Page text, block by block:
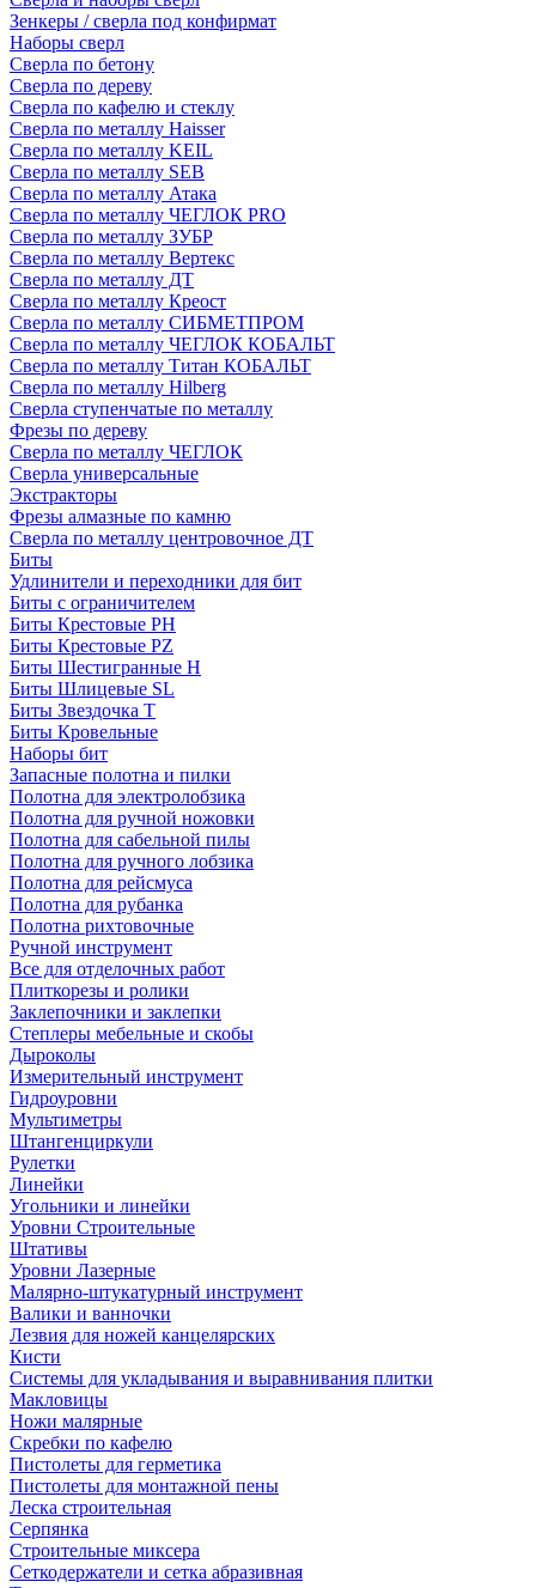
Зенкеры / сверла под конфирмат
Наборы сверл
Сверла по бетону
Сверла по дереву
Сверла по кафелю и стеклу
Сверла по металлу Haisser
Сверла по металлу KEIL
Сверла по металлу SEB
Сверла по металлу Атака
Сверла по металлу ЧЕГЛОК PRO
Сверла по металлу ЗУБР
Сверла по металлу Вертекс
Сверла по металлу ДТ
Сверла по металлу Креост
Сверла по металлу СИБМЕТПРОМ
Сверла по металлу ЧЕГЛОК КОБАЛЬТ
Сверла по металлу Титан КОБАЛЬТ
Сверла по металлу Hilberg
Сверла ступенчатые по металлу
Фрезы по дереву
Сверла по металлу ЧЕГЛОК
Сверла универсальные
Экстракторы
Фрезы алмазные по камню
Сверла по металлу центровочное ДТ
Биты
Удлинители и переходники для бит
Биты с ограничителем
Биты Крестовые PH
Биты Крестовые PZ
Биты Шестигранные H
Биты Шлицевые SL
Биты Звездочка T
Биты Кровельные
Наборы бит
Запасные полотна и пилки
Полотна для электролобзика
Полотна для ручной ножовки
Полотна для сабельной пилы
Полотна для ручного лобзика
Полотна для рейсмуса
Полотна для рубанка
Полотна рихтовочные
Ручной инструмент
Все для отделочных работ
Плиткорезы и ролики
Заклепочники и заклепки
Степлеры мебельные и скобы
Дыроколы
Измерительный инструмент
Гидроуровни
Мультиметры
Штангенциркули
Рулетки
Линейки
Угольники и линейки
Уровни Строительные
Штативы
Уровни Лазерные
Малярно-штукатурный инструмент
Валики и ванночки
Лезвия для ножей канцелярских
Кисти
Системы для укладывания и выравнивания плитки
Макловицы
Ножи малярные
Скребки по кафелю
Пистолеты для герметика
Пистолеты для монтажной пены
Леска строительная
Серпянка
Строительные миксера
Сеткодержатели и сетка абразивная